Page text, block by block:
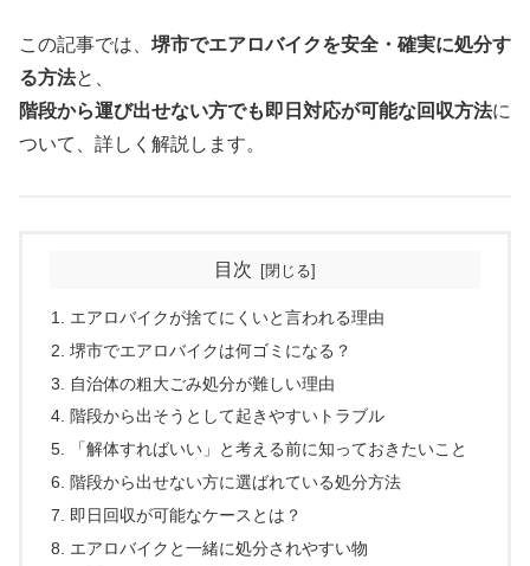
この記事では、 堺市でエアロバイクを安全・確実に処分す
る方法と、
階段から運び出せない方でも即日対応が可能な回収方法に
ついて、詳しく解説します。
目次
エアロバイクが捨てにくいと言われる理由
堺市でエアロバイクは何ゴミになる？
自治体の粗大ごみ処分が難しい理由
階段から出そうとして起きやすいトラブル
「解体すればいい」と考える前に知っておきたいこと
階段から出せない方に選ばれている処分方法
即日回収が可能なケースとは？
エアロバイクと一緒に処分されやすい物